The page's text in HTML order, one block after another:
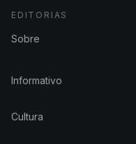
EDITORIAS
Sobre
Informativo
Cultura